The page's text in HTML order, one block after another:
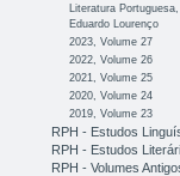
Literatura Portuguesa,
Eduardo Lourenço
2023, Volume 27
2022, Volume 26
2021, Volume 25
2020, Volume 24
2019, Volume 23
RPH - Estudos
RPH - Estudos
RPH - Volumes